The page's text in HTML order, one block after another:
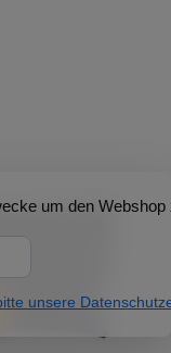
um den
unsere